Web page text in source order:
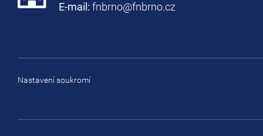
E-mail: fnbrno@fnbrno.cz
Nastavení soukromí